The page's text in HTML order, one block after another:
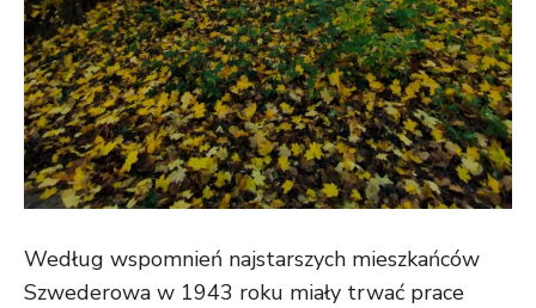
Według wspomnień najstarszych mieszkańców
Szwederowa w 1943 roku miały trwać prace